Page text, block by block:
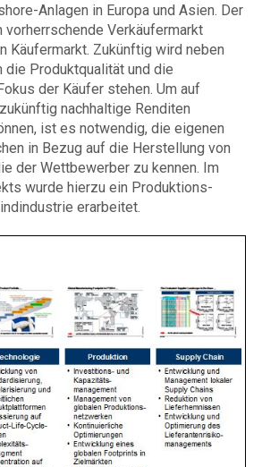
Anlagen in Europa und Asien. Der
vorherrschende Verkäufermarkt
Käufermarkt. Zukünftig wird neben
Produktqualität und die
der Käufer stehen. Um auf
nachhaltige Renditen
ist es notwendig, die eigenen
in Bezug auf die Herstellung von
der Wettbewerber zu kennen. Im
wurde hierzu ein Produktions-
erarbeitet.